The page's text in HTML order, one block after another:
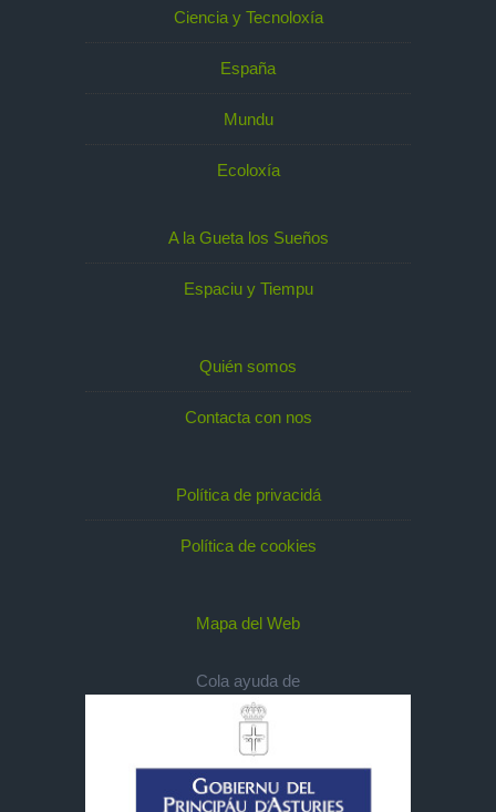
Ciencia y Tecnoloxía
España
Mundu
Ecoloxía
A la Gueta los Sueños
Espaciu y Tiempu
Quién somos
Contacta con nos
Política de privacidá
Política de cookies
Mapa del Web
Cola ayuda de